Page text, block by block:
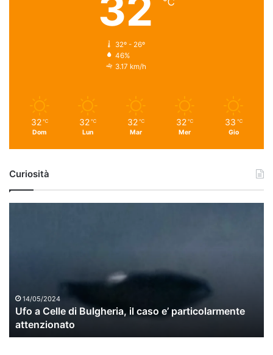
32º - 26º
46%
3.17 km/h
32 ℃
Dom
32 ℃
Lun
32 ℃
Mar
32 ℃
Mer
33 ℃
Gio
Curiosità
i
14/05/2024
Ufo a Celle di Bulgheria, il caso e’ particolarmente
attenzionato